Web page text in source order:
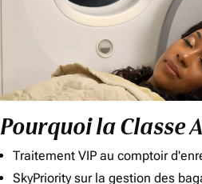
Pourquoi la Classe
Traitement VIP au comptoir
SkyPriority sur la gestion des